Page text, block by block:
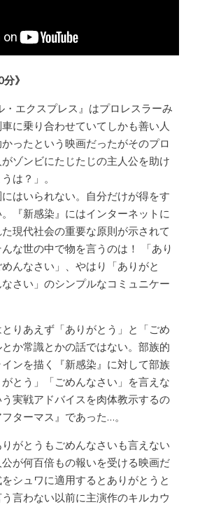
》
・エクスプレス』はプロレスラーみ
に乗り合わせていてしかも善い人
ったという映画だったがそのプロ
ゾンビにたじたじの主人公を助け
は？」。
はいられない。自分だけが得をす
『新感染』にはインターネットに
現代社会の重要な原則が示されて
な世の中で物を言うのは！ 「あり
んなさい」、やはり「ありがと
さい」のシンプルなコミュニケー
りあえず「ありがとう」と「ごめ
か常識とかの話ではない。部族的
ンを描く『新感染』に対して部族
とう」「ごめんなさい」を言えな
実戦アドバイスを肉体教示するの
ターマス』であった…。
がとうもごめんなさいも言えない
が何百倍もの報いを受ける映画だ
シュワに適用するとありがとうと
言わない以前に主演作のキルカウ